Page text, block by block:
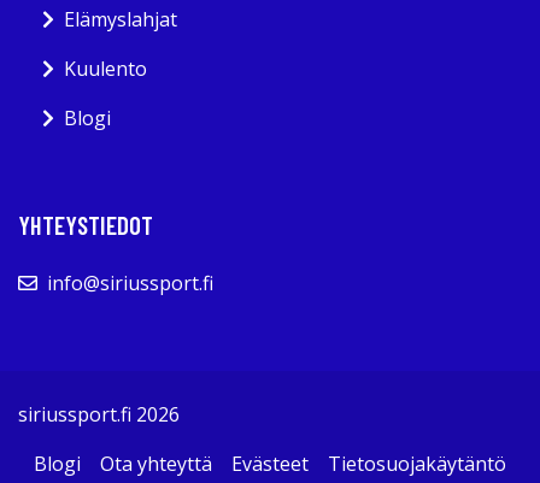
Elämyslahjat
Kuulento
Blogi
YHTEYSTIEDOT
info@siriussport.fi
siriussport.fi 2026
Blogi
Ota yhteyttä Evästeet
Tietosuojakäytäntö